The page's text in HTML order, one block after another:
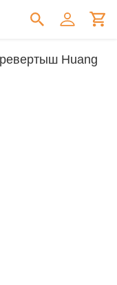
Huang